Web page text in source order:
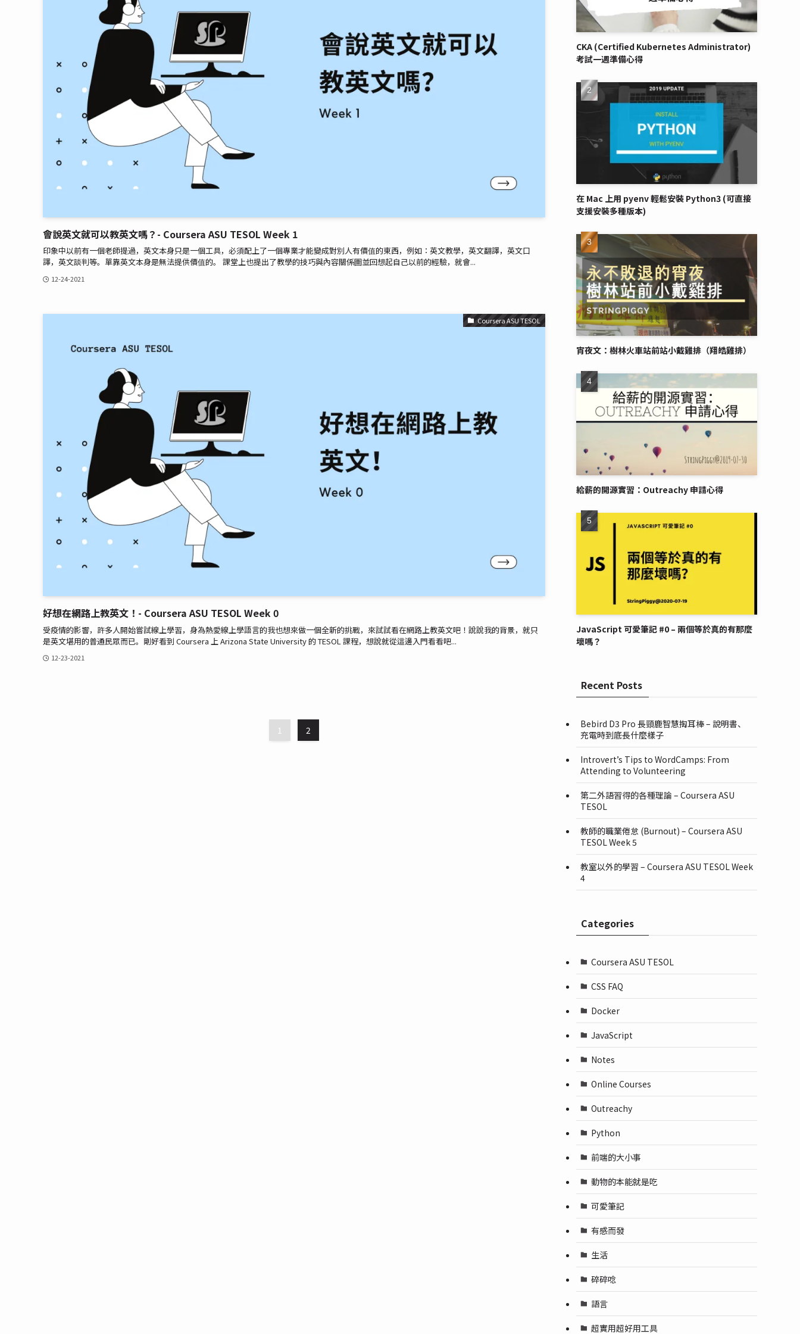
會說英文就可以教英文嗎？- Coursera ASU TESOL Week 1
印象中以前有一個老師提過，英文本身只是一個工具，必須配上了一個專業才能變成對別人有價值的東西，例如：英文教學，英文翻譯，英文口
譯，英文談判等。單靠英文本身是無法提供價值的。 課堂上也提出了教學的技巧與內容關係圖並回想起自己以前的經驗，就會...
12-24-2021
Coursera ASU TESOL
好想在網路上教英文！- Coursera ASU TESOL Week 0
受疫情的影響，許多人開始嘗試線上學習，身為熱愛線上學語言的我也想來做一個全新的挑戰，來試試看在網路上教英文吧！說說我的背景，就只
是英文堪用的普通民眾而已。剛好看到 Coursera 上 Arizona State University 的 TESOL 課程，想說就從這邊入門看看吧...
12-23-2021
1 2
CKA (Certified Kubernetes Administrator)
考試一週準備心得
在 Mac 上用 pyenv 輕鬆安裝 Python3 (可直接
支援安裝多種版本)
宵夜文：樹林火車站前站小戴雞排（翔皓雞排）
給薪的開源實習：Outreachy 申請心得
JavaScript 可愛筆記 #0 – 兩個等於真的有那麼
壞嗎？
Recent Posts
Bebird D3 Pro 長頸鹿智慧掏耳棒 – 說明書、
充電時到底長什麼樣子
Introvert’s Tips to WordCamps: From
Attending to Volunteering
第二外語習得的各種理論 – Coursera ASU
TESOL
教師的職業倦怠 (Burnout) – Coursera ASU
TESOL Week 5
教室以外的學習 – Coursera ASU TESOL Week
4
Categories
Coursera ASU TESOL
CSS FAQ
Docker
JavaScript
Notes
Online Courses
Outreachy
Python
前端的大小事
動物的本能就是吃
可愛筆記
有感而發
生活
碎碎唸
語言
超實用超好用工具